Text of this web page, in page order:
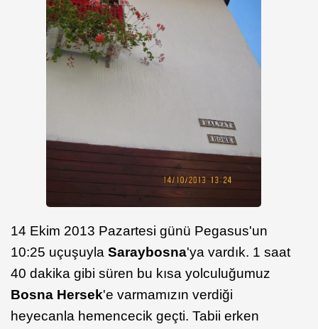
14 Ekim 2013 Pazartesi günü Pegasus'un
10:25 uçuşuyla Saraybosna'ya vardık. 1 saat
40 dakika gibi süren bu kısa yolculuğumuz
Bosna Hersek'e varmamızın verdiği
heyecanla hemencecik geçti. Tabii erken